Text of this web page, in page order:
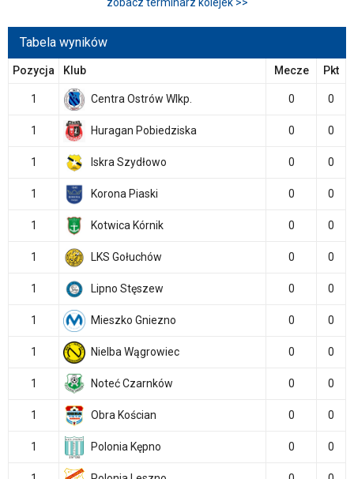
Tabela wyników
Pozycja Klub Mecze Pkt
1 Centra Ostrów Wlkp. 0 0
1 Huragan Pobiedziska 0 0
1 Iskra Szydłowo 0 0
1 Korona Piaski 0 0
1 Kotwica Kórnik 0 0
1 LKS Gołuchów 0 0
1 Lipno Stęszew 0 0
1 Mieszko Gniezno 0 0
1 Nielba Wągrowiec 0 0
1 Noteć Czarnków 0 0
1 Obra Kościan 0 0
1 Polonia Kępno 0 0